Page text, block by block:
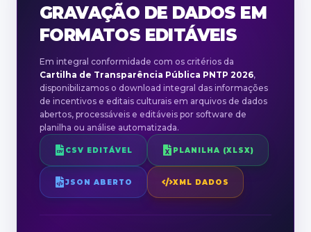
GRAVAÇÃO DE DADOS EM
FORMATOS EDITÁVEIS
Em integral conformidade com os critérios da
Cartilha de Transparência Pública PNTP 2026,
disponibilizamos o download integral das informações
de incentivos e editais culturais em arquivos de dados
abertos, processáveis e editáveis por software de
planilha ou análise automatizada.
CSV EDITÁVEL PLANILHA (XLSX)
JSON ABERTO XML DADOS